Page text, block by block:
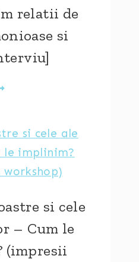
adevaruri
relatii de
si
relatii
de
si cele
– Cum le
(impresii